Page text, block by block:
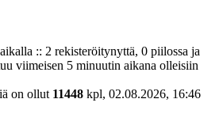
:: 2 rekisteröitynyttä, 0 piilossa ja
viimeisen 5 minuutin aikana olleisiin
on ollut 11448 kpl, 02.08.2026, 16:46